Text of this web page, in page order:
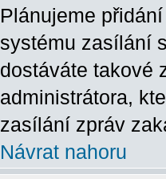
Plánujeme
systému zasílání
dostáváte takové
administrátora,
zasílání zpráv
Návrat nahoru